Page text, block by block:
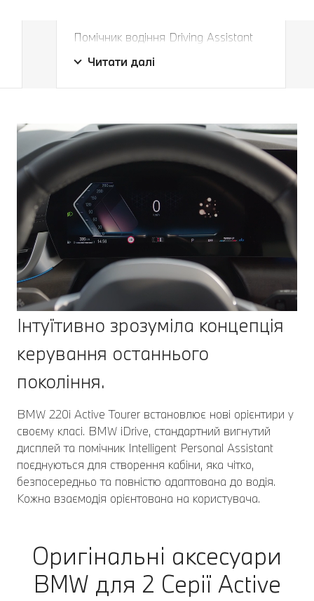
Ваш помічник для
розслаблюючих подорожей.
Помічник водіння Driving Assistant
смузі руху на швидкості до 210 км/
год та на безпечній відстані. В
загальмує до повної зупинки та
автоматично продовжить рух.
Справжня допомога, особливо в русі
з зупинками.
Читати далі
Інтуїтивно зрозуміла концепція
керування останнього
покоління.
BMW 220i Active Tourer встановлює нові орієнтири у
своєму класі. BMW iDrive, стандартний вигнутий
дисплей та помічник Intelligent Personal Assistant
поєднуються для створення кабіни, яка чітко,
безпосередньо та повністю адаптована до водія.
Кожна взаємодія орієнтована на користувача.
Оригінальні аксесуари
BMW для 2 Серії Active